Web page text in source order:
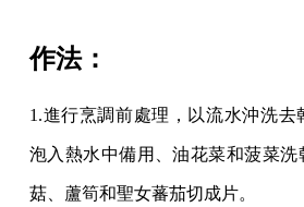
作法：
1.進行烹調前處理，以流水沖洗去
泡入熱水中備用、油花菜和菠菜洗
菇、蘆筍和聖女蕃茄切成片。